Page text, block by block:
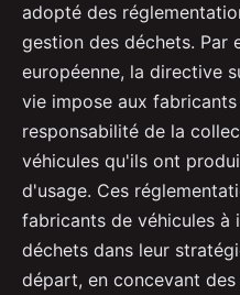
adopté des
gestion des déchets. Par
européenne, la directive
vie impose aux
responsabilité de la
véhicules qu'ils ont
d'usage. Ces
fabricants de véhicules à
déchets dans leur
départ, en concevant